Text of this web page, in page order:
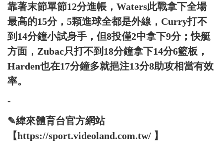
靠著末節單節12分進帳，Waters此戰拿下全場
最高的15分，5顆進球全都是外線，Curry打不
到14分鐘小試身手，但8投僅2中拿下9分；快艇
方面，Zubac只打不到18分鐘拿下14分6籃板，
Harden也在17分鐘多就挹注13分8助攻相當有效
率。
-
✎緯來體育台官方網站
【https://sport.videoland.com.tw/ 】